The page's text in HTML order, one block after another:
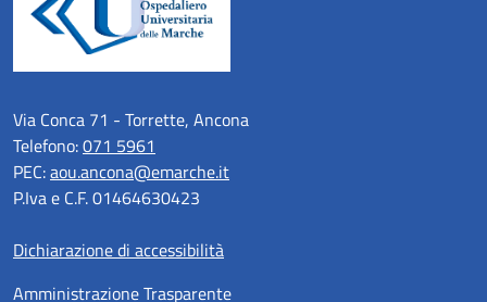
Via Conca 71 - Torrette, Ancona
Telefono:071 5961
PEC:aou.ancona@emarche.it
P.Iva e C.F. 01464630423
Dichiarazione di accessibilità
Amministrazione Trasparente